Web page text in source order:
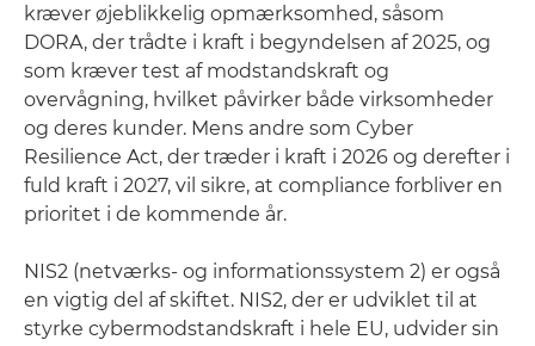
kræver øjeblikkelig opmærksomhed, såsom
DORA, der trådte i kraft i begyndelsen af 2025, og
som kræver test af modstandskraft og
overvågning, hvilket påvirker både virksomheder
og deres kunder. Mens andre som Cyber
Resilience Act, der træder i kraft i 2026 og derefter i
fuld kraft i 2027, vil sikre, at compliance forbliver en
prioritet i de kommende år.
NIS2 (netværks- og informationssystem 2) er også
en vigtig del af skiftet. NIS2, der er udviklet til at
styrke cybermodstandskraft i hele EU, udvider sin